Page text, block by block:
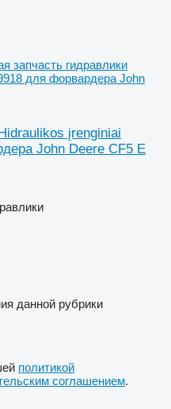
запчасть гидравлики
для форвардера John
įrenginiai
John Deere CF5 E
данной рубрики
политикой
соглашением.